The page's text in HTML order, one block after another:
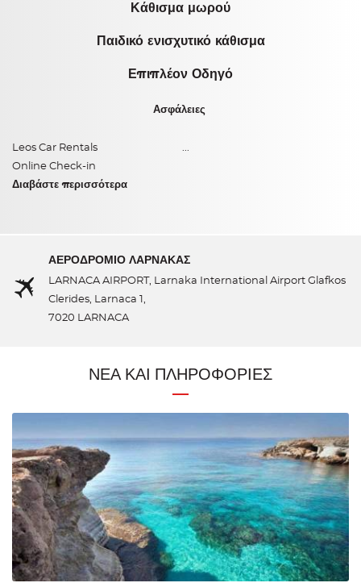
Κάθισμα μωρού
Παιδικό ενισχυτικό κάθισμα
Επιπλέον Οδηγό
Ασφάλειες
Leos Car Rentals
Online Check-in
Διαβάστε περισσότερα
ΑΕΡΟΔΡΟΜΙΟ ΛΑΡΝΑΚΑΣ
LARNACA AIRPORT, Larnaka International Airport Glafkos
Clerides, Larnaca 1,
7020 LARNACA
ΝΕΑ ΚΑΙ ΠΛΗΡΟΦΟΡΙΕΣ